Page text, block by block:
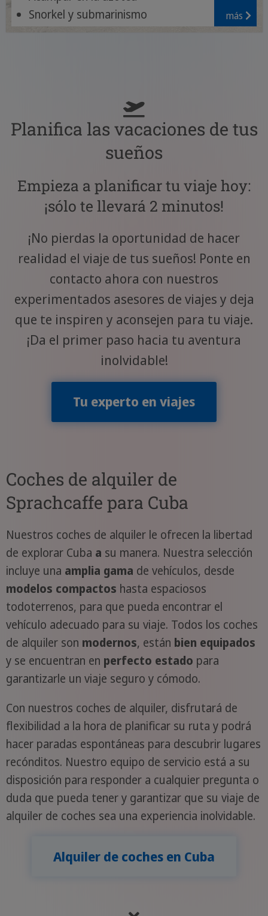
Snorkel y submarinismo
Dormir bajo las estrellas
más
Planifica las vacaciones de tus
sueños
Empieza a planificar tu viaje hoy:
¡sólo te llevará 2 minutos!
¡No pierdas la oportunidad de hacer
realidad el viaje de tus sueños! Ponte en
contacto ahora con nuestros
experimentados asesores de viajes y deja
que te inspiren y aconsejen para tu viaje.
¡Da el primer paso hacia tu aventura
inolvidable!
Tu experto en viajes
Coches de alquiler de
Sprachcaffe para Cuba
Nuestros coches de alquiler le ofrecen la libertad
de explorar Cuba a su manera. Nuestra selección
incluye una amplia gama de vehículos, desde
modelos compactos hasta espaciosos
todoterrenos, para que pueda encontrar el
vehículo adecuado para su viaje. Todos los coches
de alquiler son modernos, están bien equipados
y se encuentran en perfecto estado para
garantizarle un viaje seguro y cómodo.
Con nuestros coches de alquiler, disfrutará de
flexibilidad a la hora de planificar su ruta y podrá
hacer paradas espontáneas para descubrir lugares
recónditos. Nuestro equipo de servicio está a su
disposición para responder a cualquier pregunta o
duda que pueda tener y garantizar que su viaje de
alquiler de coches sea una experiencia inolvidable.
Alquiler de coches en Cuba